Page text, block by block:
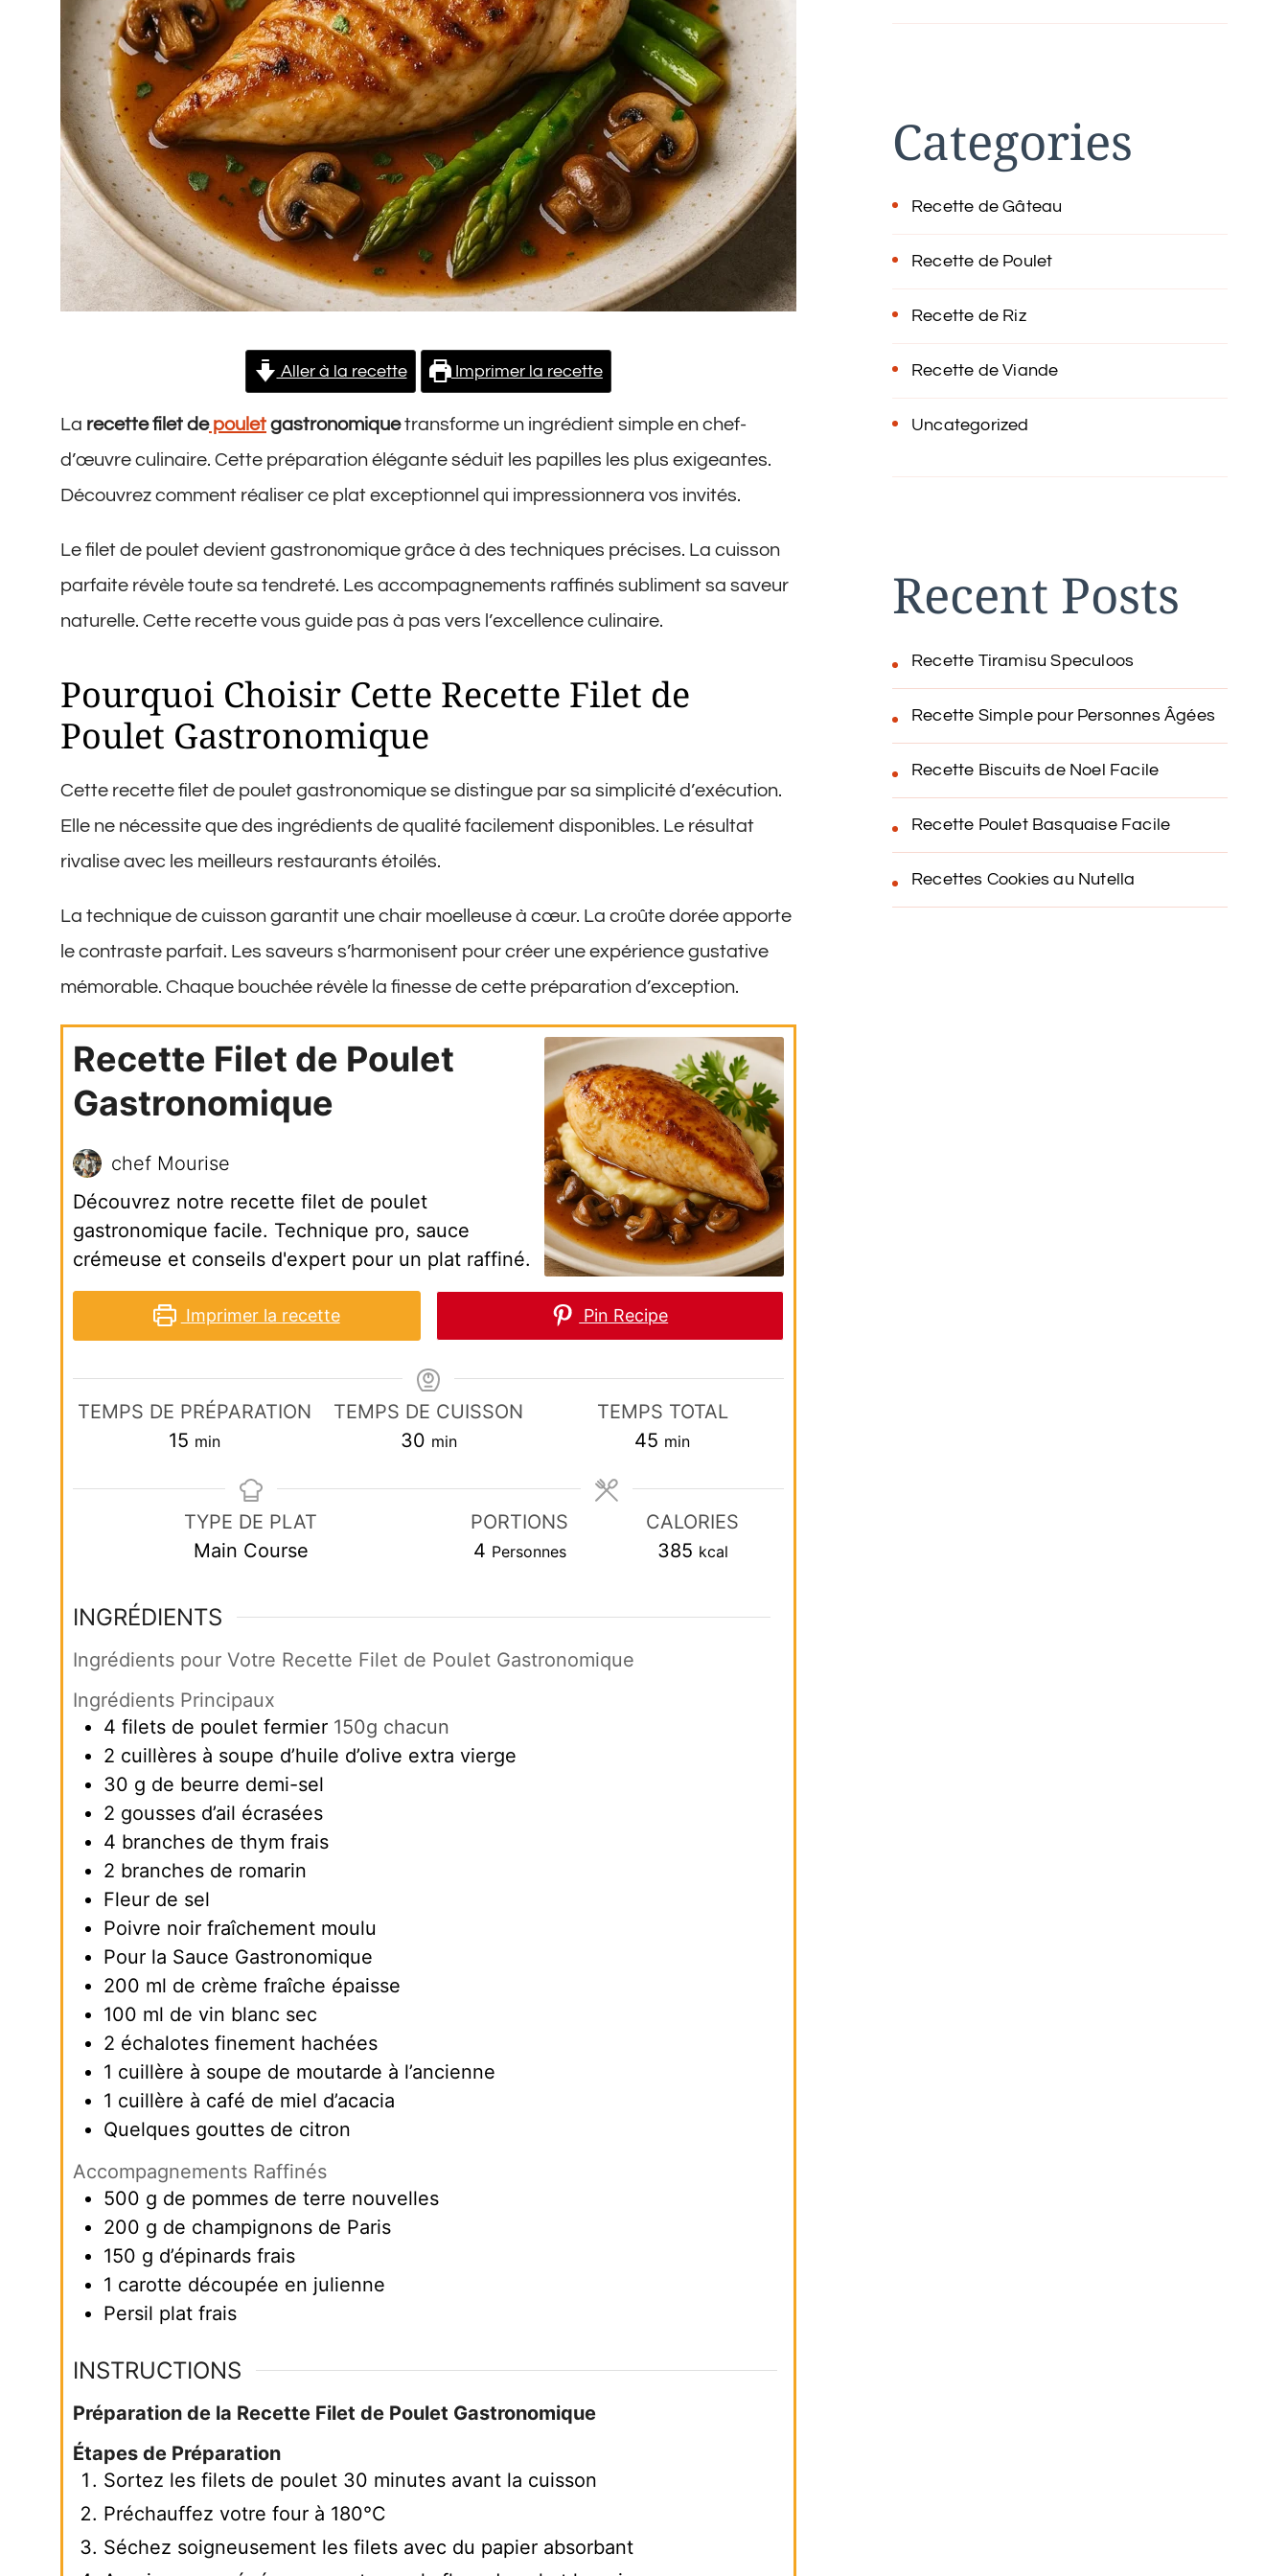
Aller à la recette Imprimer la recette
La recette filet depoulet gastronomiquetransforme un ingrédient simple en chef-
d’œuvre culinaire. Cette préparation élégante séduit les papilles les plus exigeantes.
Découvrez comment réaliser ce plat exceptionnel qui impressionnera vos invités.
Le filet de poulet devient gastronomique grâce à des techniques précises. La cuisson
parfaite révèle toute sa tendreté. Les accompagnements raffinés subliment sa saveur
naturelle. Cette recette vous guide pas à pas vers l’excellence culinaire.
Pourquoi Choisir Cette Recette Filet de
Poulet Gastronomique
Cette recette filet de poulet gastronomique se distingue par sa simplicité d’exécution.
Elle ne nécessite que des ingrédients de qualité facilement disponibles. Le résultat
rivalise avec les meilleurs restaurants étoilés.
La technique de cuisson garantit une chair moelleuse à cœur. La croûte dorée apporte
le contraste parfait. Les saveurs s’harmonisent pour créer une expérience gustative
mémorable. Chaque bouchée révèle la finesse de cette préparation d’exception.
Recette Filet de Poulet
Gastronomique
chef Mourise
Découvrez notre recette filet de poulet
gastronomique facile. Technique pro, sauce
crémeuse et conseils d'expert pour un plat raffiné.
Imprimer la recette Pin Recipe
TEMPS DE PRÉPARATION
15 minutes
min
TEMPS DE CUISSON
30minutes
min
TEMPS TOTAL
45 minutes
min
TYPE DE PLAT
Main Course
PORTIONS
4 Personnes
CALORIES
385 kcal
INGRÉDIENTS
Ingrédients pour Votre Recette Filet de Poulet Gastronomique
Ingrédients Principaux
4 filets de poulet fermier 150g chacun
2 cuillères à soupe d’huile d’olive extra vierge
30 g de beurre demi-sel
2 gousses d’ail écrasées
4 branches de thym frais
2 branches de romarin
Fleur de sel
Poivre noir fraîchement moulu
Pour la Sauce Gastronomique
200 ml de crème fraîche épaisse
100 ml de vin blanc sec
2 échalotes finement hachées
1 cuillère à soupe de moutarde à l’ancienne
1 cuillère à café de miel d’acacia
Quelques gouttes de citron
Accompagnements Raffinés
500 g de pommes de terre nouvelles
200 g de champignons de Paris
150 g d’épinards frais
1 carotte découpée en julienne
Persil plat frais
INSTRUCTIONS
Préparation de la Recette Filet de Poulet Gastronomique
Étapes de Préparation
Sortez les filets de poulet 30 minutes avant la cuisson
Préchauffez votre four à 180°C
Séchez soigneusement les filets avec du papier absorbant
Categories
Recette de Gâteau
Recette de Poulet
Recette de Riz
Recette de Viande
Uncategorized
Recent Posts
Recette Tiramisu Speculoos
Recette Simple pour Personnes Âgées
Recette Biscuits de Noel Facile
Recette Poulet Basquaise Facile
Recettes Cookies au Nutella